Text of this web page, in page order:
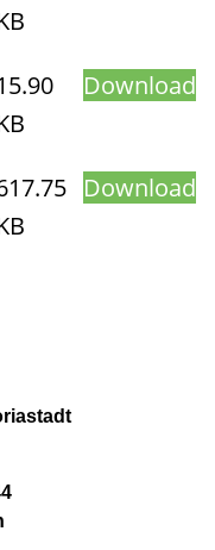
Download
Download